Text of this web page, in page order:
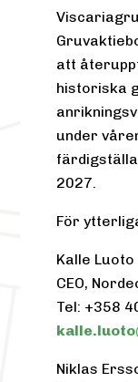
att
historiska
under
2027.
För
Kalle Luoto
CEO,
Tel: +358
Niklas